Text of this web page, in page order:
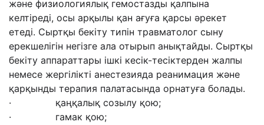
және физиологиялық гемостазды қалпына
келтіреді, осы арқылы қан ағуға қарсы әрекет
етеді. Сыртқы бекіту типін травматолог сыну
ерекшелігін негізге ала отырып анықтайды. Сыртқы
бекіту аппараттары ішкі кесік-тесіктерден жалпы
немесе жергілікті анестезияда реанимация және
қарқынды терапия палатасында орнатуға болады.
· қаңқалық созылу қою;
· гамак қою;